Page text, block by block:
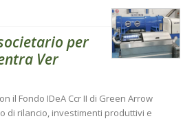
per
Ver
il Fondo IDeA Ccr II di Green Arrow
di rilancio, investimenti produttivi e